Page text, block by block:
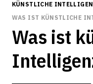
KÜNSTLICHE
WAS IST KÜNSTLICHE
Was ist